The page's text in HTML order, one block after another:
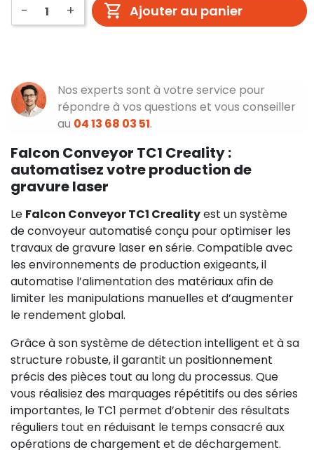
- + Ajouter au panier
Nos experts sont à votre service pour
répondre à vos questions et vous conseiller
au 04 13 68 03 51.
Falcon Conveyor TC1 Creality :
automatisez votre production de
gravure laser
Le Falcon Conveyor TC1 Crealityest un système
de convoyeur automatisé conçu pour optimiser les
travaux de gravure laser en série. Compatible avec
les environnements de production exigeants, il
automatise l’alimentation des matériaux afin de
limiter les manipulations manuelles et d’augmenter
le rendement global.
Grâce à son système de détection intelligent et à sa
structure robuste, il garantit un positionnement
précis des pièces tout au long du processus. Que
vous réalisiez des marquages répétitifs ou des séries
importantes, le TC1 permet d’obtenir des résultats
réguliers tout en réduisant le temps consacré aux
opérations de chargement et de déchargement.